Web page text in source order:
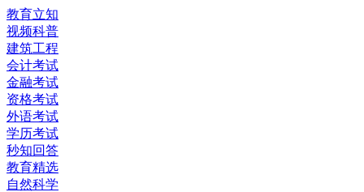
教育立知
视频科普
建筑工程
会计考试
金融考试
资格考试
外语考试
学历考试
秒知回答
教育精选
自然科学